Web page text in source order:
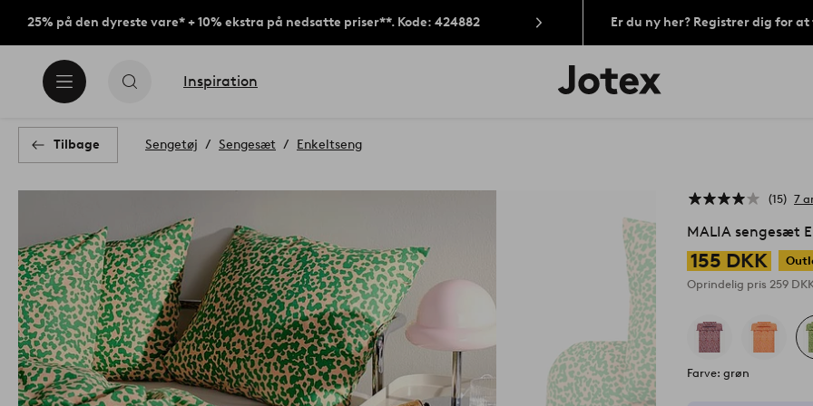
25% på den dyreste vare* + 10% ekstra på nedsatte priser**. Kode: 424882 Er du ny her? Registrer dig for
Inspiration
Jotex
logo
Tilbage Sengetøj Sengesæt Enkeltseng
15 7
MALIA sengesæt
155 DKK
Oprindelig pris 259
Farve: grøn